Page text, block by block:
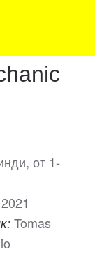
от 1-
2021
Tomas